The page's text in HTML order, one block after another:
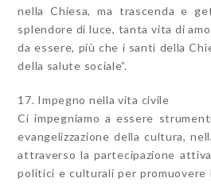
nella Chiesa, ma trascenda e
splendore di luce, tanta vita di
da essere, più che i santi della
della salute sociale”.
17. Impegno nella vita civile
Ci impegniamo a essere
evangelizzazione della cultura,
attraverso la partecipazione
politici e culturali per promuovere